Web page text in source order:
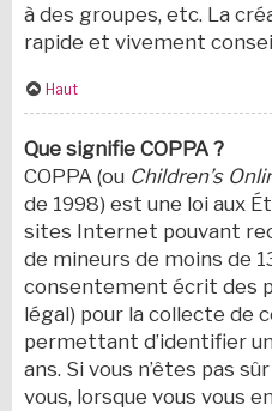
à des groupes, etc. La
rapide et vivement
Haut
Que signifie COPPA ?
COPPA (ou Children’s
de 1998) est une loi aux
sites Internet pouvant
de mineurs de moins de
consentement écrit des
légal) pour la collecte de
permettant d’identifier
ans. Si vous n’êtes pas
vous, lorsque vous vous